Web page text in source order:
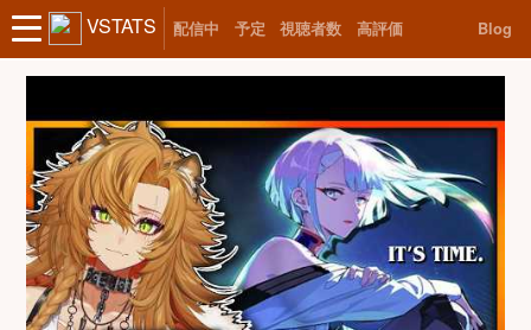
VSTATS 配信中 予定 視聴者数 高評価 Blog